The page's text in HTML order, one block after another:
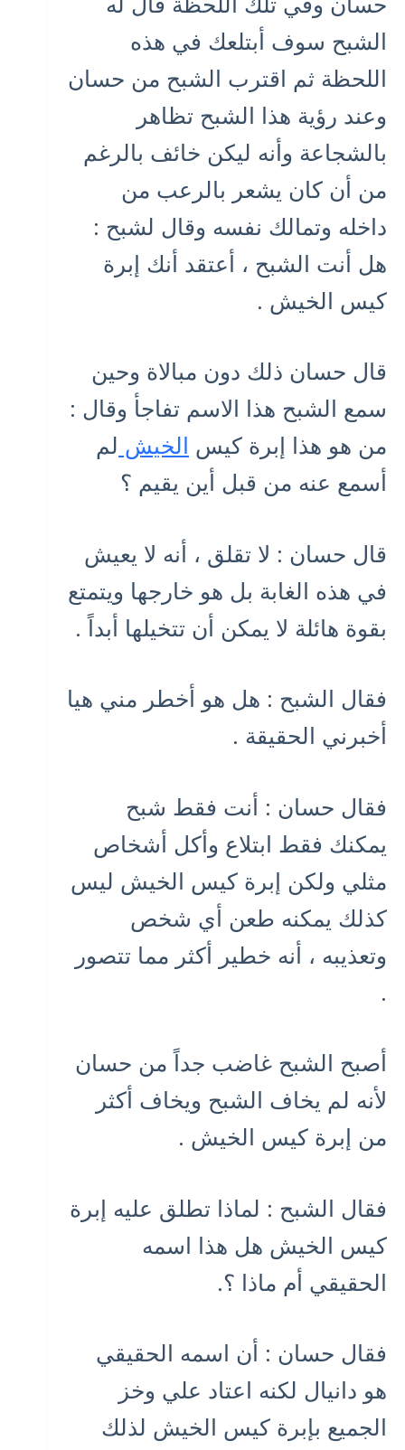
الشبح سوف أبتلعك في هذه
اللحظة ثم اقترب الشبح من حسان
وعند رؤية هذا الشبح تظاهر
بالشجاعة وأنه ليكن خائف بالرغم
من أن كان يشعر بالرعب من
داخله وتمالك نفسه وقال لشبح :
هل أنت الشبح ، أعتقد أنك إبرة
كيس الخيش .
قال حسان ذلك دون مبالاة وحين
سمع الشبح هذا الاسم تفاجأ وقال :
من هو هذا إبرة كيس الخيش لم
أسمع عنه من قبل أين يقيم ؟
قال حسان : لا تقلق ، أنه لا يعيش
في هذه الغابة بل هو خارجها ويتمتع
بقوة هائلة لا يمكن أن تتخيلها أبداً .
فقال الشبح : هل هو أخطر مني هيا
أخبرني الحقيقة .
فقال حسان : أنت فقط شبح
يمكنك فقط ابتلاع وأكل أشخاص
مثلي ولكن إبرة كيس الخيش ليس
كذلك يمكنه طعن أي شخص
وتعذيبه ، أنه خطير أكثر مما تتصور
.
أصبح الشبح غاضب جداً من حسان
لأنه لم يخاف الشبح ويخاف أكثر
من إبرة كيس الخيش .
فقال الشبح : لماذا تطلق عليه إبرة
كيس الخيش هل هذا اسمه
الحقيقي أم ماذا ؟.
فقال حسان : أن اسمه الحقيقي
هو دانيال لكنه اعتاد علي وخز
الجميع بإبرة كيس الخيش لذلك